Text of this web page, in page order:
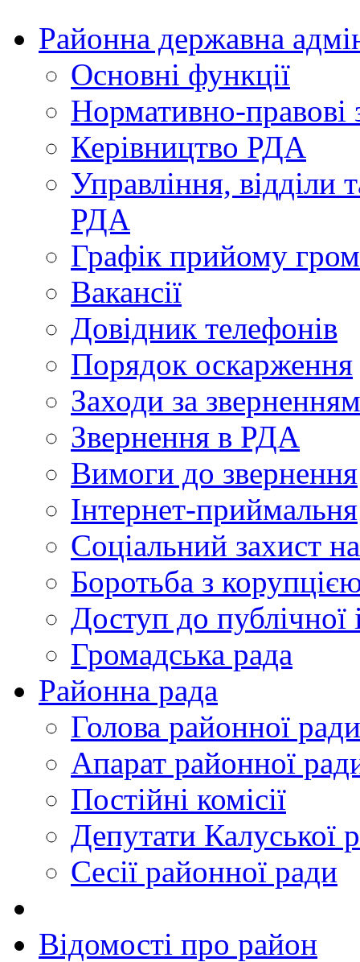
Районна державна
Основні функції
Нормативно-правові
Керівництво РДА
Управління, відділи
РДА
Графік прийому
Вакансії
Довідник телефонів
Порядок оскарження
Заходи за
Звернення в РДА
Вимоги до звернення
Інтернет-приймальня
Соціальний захист
Боротьба з
Доступ до публічної
Громадська рада
Районна рада
Голова районної ради
Апарат районної
Постійні комісії
Депутати Калуської
Сесії районної ради
Відомості про район